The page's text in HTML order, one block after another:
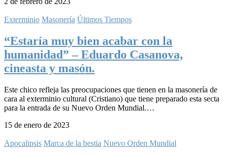
Exterminio Masonería Últimos Tiempos
“Estaría muy bien acabar con la
humanidad” – Eduardo Casanova,
cineasta y masón.
Este chico refleja las preocupaciones que tienen en la masonería de
cara al exterminio cultural (Cristiano) que tiene preparado esta secta
para la entrada de su Nuevo Orden Mundial.…
15 de enero de 2023
Apocalipsis Marca de la bestia Nuevo Orden Mundial